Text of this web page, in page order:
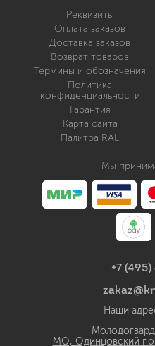
Реквизиты
Оплата заказов
Доставка заказов
Возврат товаров
Термины и обозначения
Политика
конфиденциальности
Гарантия
Карта сайта
Палитра RAL
Мы
+7
Наши
МО, Одинцовский